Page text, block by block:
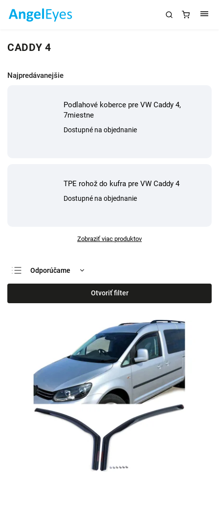
CADDY 4
Najpredávanejšie
Podlahové koberce pre VW Caddy 4,
7miestne
Dostupné na objednanie
TPE rohož do kufra pre VW Caddy 4
Dostupné na objednanie
Zobraziť viac produktov
Odporúčame
Najlacnejšie
Najdrahšie
Otvoriť filter